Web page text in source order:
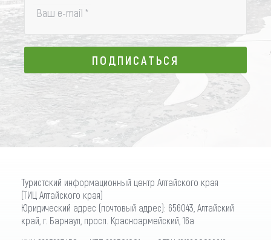
Ваш e-mail *
ПОДПИСАТЬСЯ
ПОДПИСАТЬСЯ
Туристский информационный центр Алтайского края
(ТИЦ Алтайского края)
Юридический адрес (почтовый адрес): 656043, Алтайский
край, г. Барнаул, просп. Красноармейский, 16а